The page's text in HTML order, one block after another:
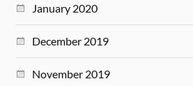
January 2020
December 2019
November 2019